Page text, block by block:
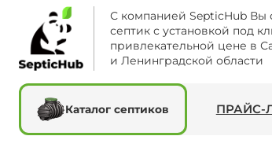
С компанией SepticHub Вы
септик с установкой под
привлекательной цене в
и Ленинградской области
Каталог септиков ПРАЙС-